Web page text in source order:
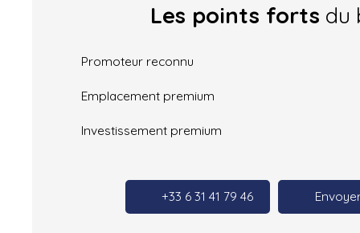
Les points forts du
Promoteur reconnu
Emplacement premium
Investissement premium
+33 6 31 41 79 46